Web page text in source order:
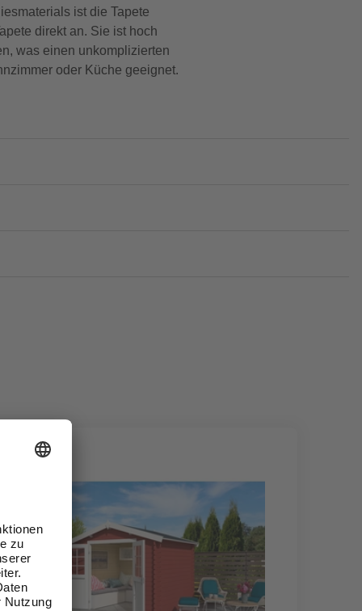
ist die Tapete
direkt an. Sie ist hoch
was einen unkomplizierten
oder Küche geeignet.